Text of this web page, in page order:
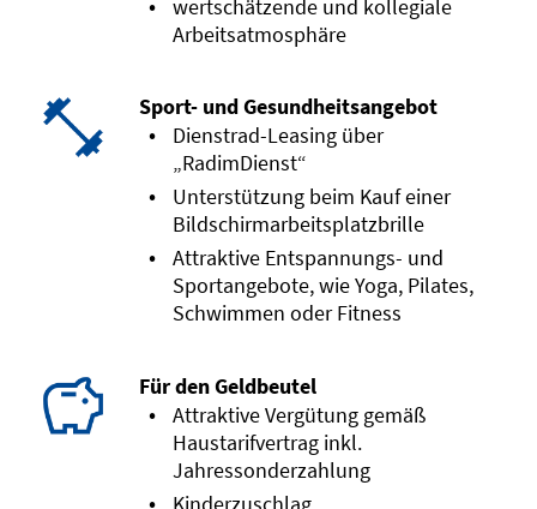
wertschätzende und kollegiale
Arbeitsatmosphäre
Sport- und Gesundheitsangebot
Dienstrad-Leasing über
„RadimDienst“
Unterstützung beim Kauf einer
Bildschirmarbeitsplatzbrille
Attraktive Entspannungs- und
Sportangebote, wie Yoga, Pilates,
Schwimmen oder Fitness
Für den Geldbeutel
Attraktive Vergütung gemäß
Haustarifvertrag inkl.
Jahressonderzahlung
Kinderzuschlag